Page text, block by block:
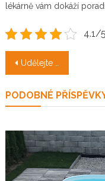
lékárně vám dokáží
4.1/
Navigace
příspěvek
Udělejte své rodině radost
PODOBNÉ